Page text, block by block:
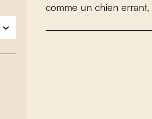
comme un chien errant,